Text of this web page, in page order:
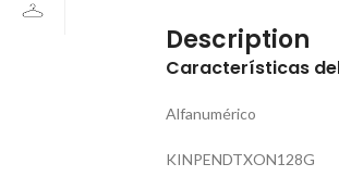
Description
Características
Alfanumérico
KINPENDTXON128G